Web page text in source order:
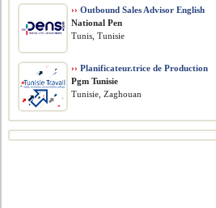
›› Outbound Sales Advisor English
National Pen
Tunis, Tunisie
›› Planificateur.trice de Production
Pgm Tunisie
Tunisie, Zaghouan